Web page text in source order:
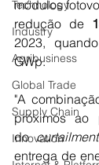
Technology
Industry
Agribusiness
Global Trade
Supply Chain
Innovation
módulos
redução de
2023,
GWp.
"A
próximos ao
do curtailment
entrega de